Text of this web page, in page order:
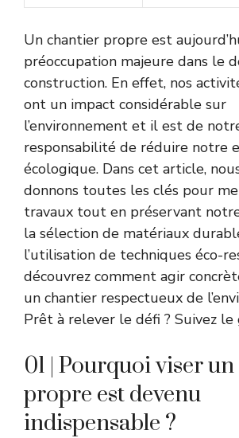
Un chantier propre est
préoccupation majeure dans le
construction. En effet, nos
ont un impact considérable sur
l’environnement et il est de
responsabilité de réduire notre
écologique. Dans cet article,
donnons toutes les clés pour
travaux tout en préservant
la sélection de matériaux
l’utilisation de techniques éco-
découvrez comment agir
un chantier respectueux de
Prêt à relever le défi ? Suivez le
01 | Pourquoi viser
propre est devenu
indispensable ?